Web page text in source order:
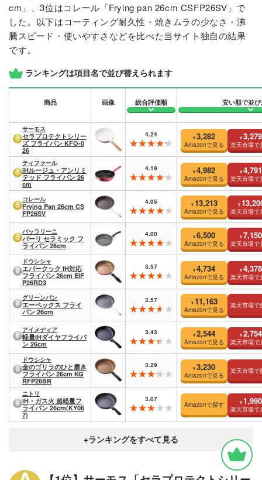
cm」、3位はコレール「Frying pan 26cm CSFP26SV」で
した。以下はコーティング耐久性・焼きムラの少なさ・沸
騰スピード・使いやすさなどを比べた当サイト独自の結果
です。
ランキングは項目名で並び替えられます
商品 画像 総合評価順 安い順で並
サーモス
セラプロテクトシリー
ズ フライパン KFO-0
26
4.24 ¥ 3,282
Amazonで見る
¥ 3,279
楽天市場で
ティファール
IHルージュ・アンリミ
テッド フライパン 26
cm
4.19 ¥ 4,982
Amazonで見る
¥ 4,791
楽天市場で
コレール
Frying Pan 26cm CS
FP26SV
4.05 ¥ 13,213
Amazonで見る
¥
楽天市場で
バッラリーニ
バーリ セラミック フ
ライパン 26cm
4.00 ¥ 6,500
Amazonで見る
¥ 7,150
楽天市場で
ドウシシャ
エバークック IH対応
フライパン 26cm EIF
P26RD3
3.57 ¥ 4,734
Amazonで見る
¥ 4,378
楽天市場で
グリーンパン
エーペックス フライ
パン 26cm
3.57 ¥ 11,163
Amazonで見る
楽天市場で
アイメディア
軽量IHダイヤフライパ
ン 26cm
3.43 ¥ 2,544
Amazonで見る
¥ 2,754
楽天市場で
ドウシシャ
金のゴリラのひと磨き
フライパン 26cm KG
RFP26BR
3.29 ¥ 3,230
Amazonで見る
楽天市場で
ニトリ
IH・ガス火 超軽量フ
ライパン 26cm(KY06
7)
3.07
Amazonで探す ¥ 1,990
楽天市場で